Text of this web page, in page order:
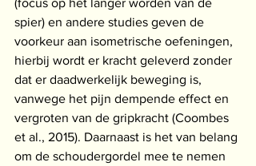
(focus op het langer worden van de
spier) en andere studies geven de
voorkeur aan isometrische oefeningen,
hierbij wordt er kracht geleverd zonder
dat er daadwerkelijk beweging is,
vanwege het pijn dempende effect en
vergroten van de gripkracht (Coombes
et al., 2015). Daarnaast is het van belang
om de schoudergordel mee te nemen